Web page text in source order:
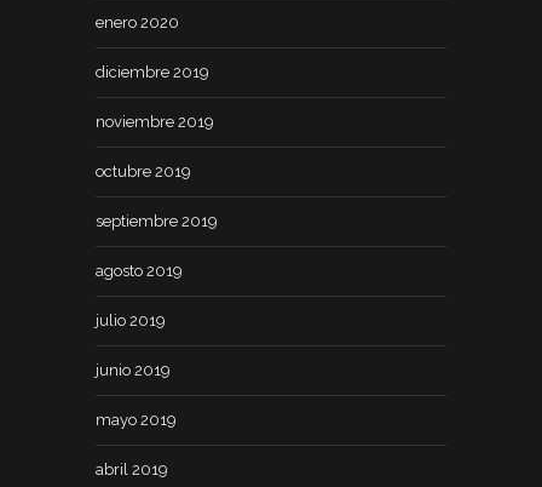
enero 2020
diciembre 2019
noviembre 2019
octubre 2019
septiembre 2019
agosto 2019
julio 2019
junio 2019
mayo 2019
abril 2019